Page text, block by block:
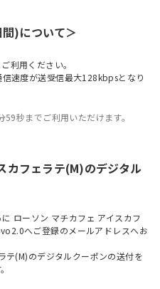
)について＞
利用ください。
速度が送受信最大128kbpsとなり
秒までご利用いただけます。
カフェラテ(M)のデジタル
ローソン マチカフェ アイスカフ
へご登録のメールアドレスへお
(M)のデジタルクーポンの送付を